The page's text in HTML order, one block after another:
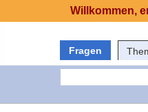
Fragen
Willkommen,